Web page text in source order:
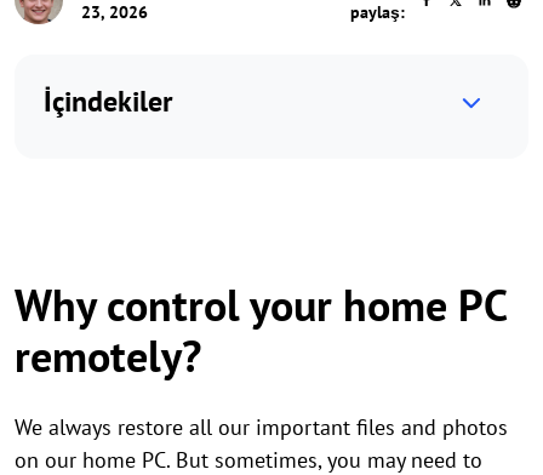
23, 2026
paylaş:
İçindekiler
Why control your home PC
remotely?
We always restore all our important files and photos
on our home PC. But sometimes, you may need to